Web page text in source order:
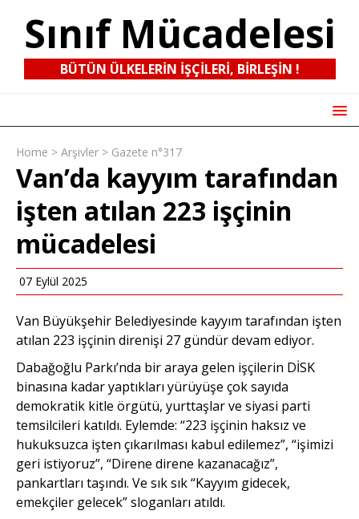
Sınıf Mücadelesi
BÜTÜN ÜLKELERIN IŞÇILERI, BIRLEŞIN !
Home > Arşivler > Gazete n°317
Van’da kayyım tarafından
işten atılan 223 işçinin
mücadelesi
07 Eylül 2025
Van Büyükşehir Belediyesinde kayyım tarafından işten
atılan 223 işçinin direnişi 27 gündür devam ediyor.
Dabağoğlu Parkı’nda bir araya gelen işçilerin DİSK
binasına kadar yaptıkları yürüyüşe çok sayıda
demokratik kitle örgütü, yurttaşlar ve siyasi parti
temsilcileri katıldı. Eylemde: “223 işçinin haksız ve
hukuksuzca işten çıkarılması kabul edilemez”, “işimizi
geri istiyoruz”, “Direne direne kazanacağız”,
pankartları taşındı. Ve sık sık “Kayyım gidecek,
emekçiler gelecek” sloganları atıldı.